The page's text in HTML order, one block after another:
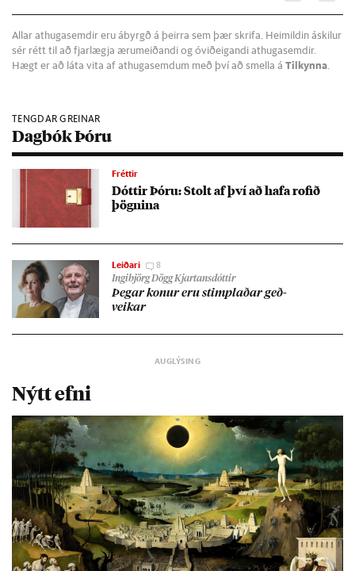
Allar athugasemdir eru ábyrgð á þeirra sem þær skrifa. Heimildin áskilur
sér rétt til að fjarlægja ærumeiðandi og óviðeigandi athugasemdir.
Hægt er að láta vita af athugasemdum með því að smella á Tilkynna
TENGDAR GREINAR
Dagbók Þóru
Fréttir
Dótt­ir Þóru: Stolt af því að hafa rof­ið
þögn­ina
Leiðari 8
Ingibjörg Dögg Kjartansdóttir
Þeg­ar kon­ur eru stimpl­að­ar geð­
veik­ar
Nýtt efni